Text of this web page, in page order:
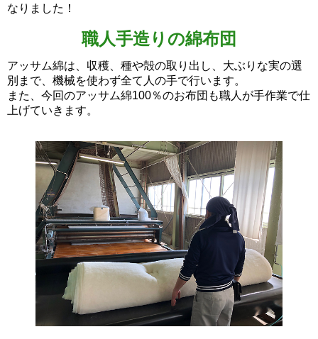
なりました！
職人手造りの綿布団
アッサム綿は、収穫、種や殻の取り出し、大ぶりな実の選
別まで、機械を使わず全て人の手で行います。
また、今回のアッサム綿100％のお布団も職人が手作業で仕
上げていきます。